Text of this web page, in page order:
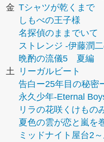
金 Tシャツが乾くまで
しもべの王子様
名探偵のままでいて
ストレンジ -伊藤潤
晩酌の流儀5 夏編
土
リーガルビート
告白ー25年目の秘密
永久少年-Eternal
リラの花咲くけもの
夏色の雲が恋と嵐を
ミッドナイト屋台2